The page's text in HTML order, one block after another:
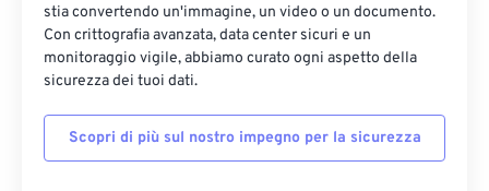
stia convertendo un'immagine, un video o un documento.
Con crittografia avanzata, data center sicuri e un
monitoraggio vigile, abbiamo curato ogni aspetto della
sicurezza dei tuoi dati.
Scopri di più sul nostro impegno per la sicurezza